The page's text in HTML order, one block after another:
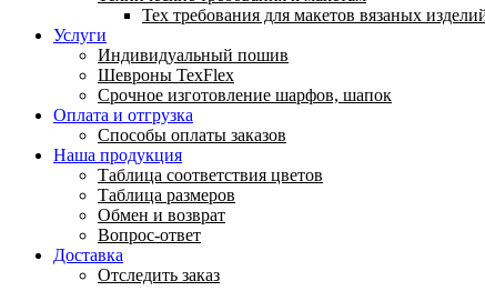
Тех требования для макетов вязаных
Услуги
Индивидуальный пошив
Шевроны TexFlex
Срочное изготовление шарфов, шапок
Оплата и отгрузка
Способы оплаты заказов
Наша продукция
Таблица соответствия цветов
Таблица размеров
Обмен и возврат
Вопрос-ответ
Доставка
Отследить заказ